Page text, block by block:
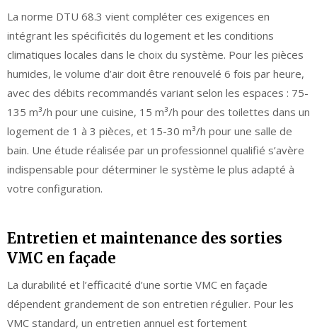
La norme DTU 68.3 vient compléter ces exigences en
intégrant les spécificités du logement et les conditions
climatiques locales dans le choix du système. Pour les pièces
humides, le volume d’air doit être renouvelé 6 fois par heure,
avec des débits recommandés variant selon les espaces : 75-
135 m³/h pour une cuisine, 15 m³/h pour des toilettes dans un
logement de 1 à 3 pièces, et 15-30 m³/h pour une salle de
bain. Une étude réalisée par un professionnel qualifié s’avère
indispensable pour déterminer le système le plus adapté à
votre configuration.
Entretien et maintenance des sorties
VMC en façade
La durabilité et l’efficacité d’une sortie VMC en façade
dépendent grandement de son entretien régulier. Pour les
VMC standard, un entretien annuel est fortement